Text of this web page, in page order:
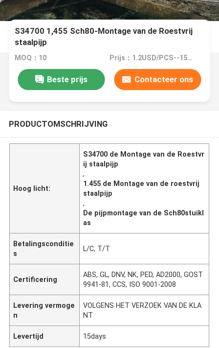
S34700 1,455 Sch80-Montage van de Roestvrij
staalpijp
MOQ：10 Prijs：1.2USD/PCS--15000/PCS
Beste prijs Contacteer ons
PRODUCTOMSCHRIJVING
Hoog licht:
S34700 de Montage van de Roestvr
ij staalpijp
,
1.455 de Montage van de roestvrij
staalpijp
,
De pijpmontage van de Sch80stuikl
as
Betalingsconditie
s
L/C, T/T
Certificering
ABS, GL, DNV, NK, PED, AD2000, GOST
9941-81, CCS, ISO 9001-2008
Levering vermoge
n
VOLGENS HET VERZOEK VAN DE KLA
NT
Levertijd 15days